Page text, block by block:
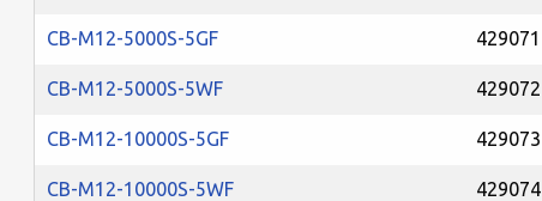
CB-M12-5000S-5GF 429071
CB-M12-5000S-5WF 429072
CB-M12-10000S-5GF 429073
CB-M12-10000S-5WF 429074